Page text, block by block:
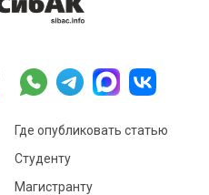
Где опубликовать статью
Студенту
Магистранту